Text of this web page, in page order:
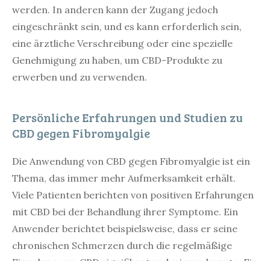
werden. In anderen kann der Zugang jedoch
eingeschränkt sein, und es kann erforderlich sein,
eine ärztliche Verschreibung oder eine spezielle
Genehmigung zu haben, um CBD-Produkte zu
erwerben und zu verwenden.
Persönliche Erfahrungen und Studien zu
CBD gegen Fibromyalgie
Die Anwendung von CBD gegen Fibromyalgie ist ein
Thema, das immer mehr Aufmerksamkeit erhält.
Viele Patienten berichten von positiven Erfahrungen
mit CBD bei der Behandlung ihrer Symptome. Ein
Anwender berichtet beispielsweise, dass er seine
chronischen Schmerzen durch die regelmäßige